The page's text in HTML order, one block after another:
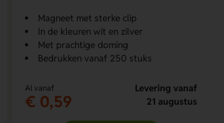
Magneet met sterke clip
In de kleuren wit en zilver
Met prachtige doming
Bedrukken vanaf 250 stuks
Al vanaf
€ 0,59
Levering vanaf
21 augustus